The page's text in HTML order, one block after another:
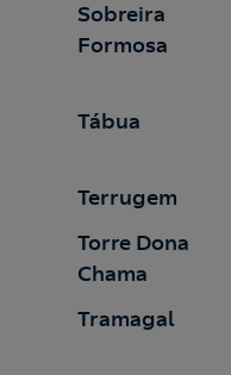
Sobreira
Formosa
Tábua
Terrugem
Torre Dona
Chama
Tramagal